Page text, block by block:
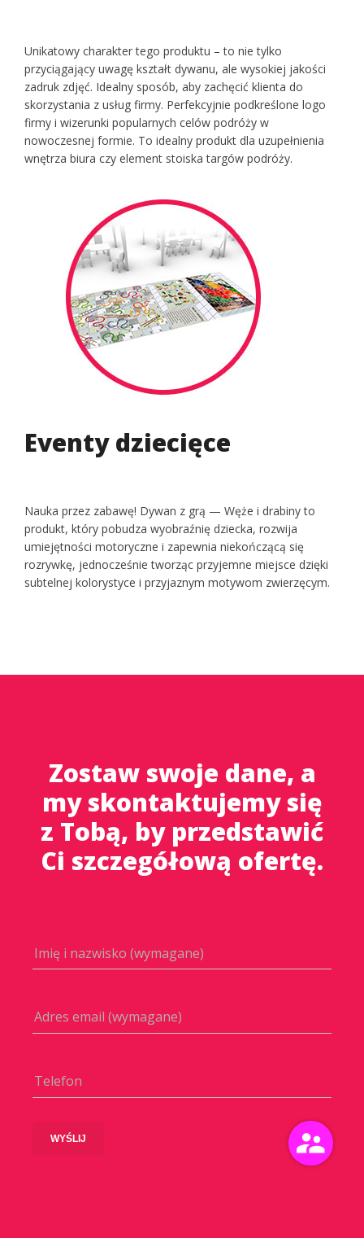
Unikatowy charakter tego produktu – to nie tylko
przyciągający uwagę kształt dywanu, ale wysokiej jakości
zadruk zdjęć. Idealny sposób, aby zachęcić klienta do
skorzystania z usług firmy. Perfekcyjnie podkreślone logo
firmy i wizerunki popularnych celów podróży w
nowoczesnej formie. To idealny produkt dla uzupełnienia
wnętrza biura czy element stoiska targów podróży.
Eventy dziecięce
Nauka przez zabawę! Dywan z grą — Węże i drabiny to
produkt, który pobudza wyobraźnię dziecka, rozwija
umiejętności motoryczne i zapewnia niekończącą się
rozrywkę, jednocześnie tworząc przyjemne miejsce dzięki
subtelnej kolorystyce i przyjaznym motywom zwierzęcym.
Zostaw swoje dane, a
my skontaktujemy się
z Tobą, by przedstawić
Ci szczegółową ofertę.
Imię i nazwisko (wymagane)
Adres email (wymagane)
Telefon